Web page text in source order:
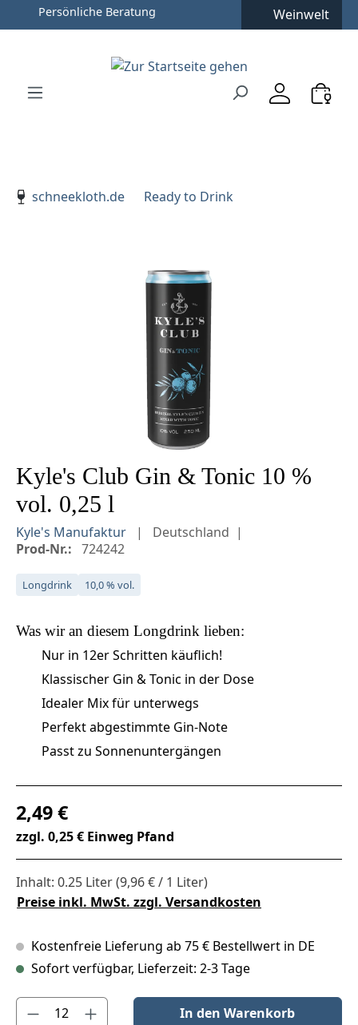
Zum Hauptinhalt springen
Zur Hauptnavigation springen
Persönliche Beratung Weinwelt
schneekloth.de
Ready to Drink
Bildergalerie überspringen
Kyle's Club Gin & Tonic 10 %
vol. 0,25 l
Kyle's Manufaktur
Deutschland
Prod-Nr.: 724242
Longdrink 10,0 % vol.
Was wir an diesem Longdrink lieben:
Nur in 12er Schritten käuflich!
Klassischer Gin & Tonic in der Dose
Idealer Mix für unterwegs
Perfekt abgestimmte Gin-Note
Passt zu Sonnenuntergängen
Regulärer Preis:
2,49 €
zzgl. 0,25 € Einweg Pfand
Inhalt: 0.25 Liter(9,96 € / 1 Liter)
Preise inkl. MwSt. zzgl. Versandkosten
Kostenfreie Lieferung ab 75 € Bestellwert in DE
Sofort verfügbar, Lieferzeit: 2-3 Tage
Produkt Anzahl: Gib den gewünschten Wert ein oder benutze
In den Warenkorb